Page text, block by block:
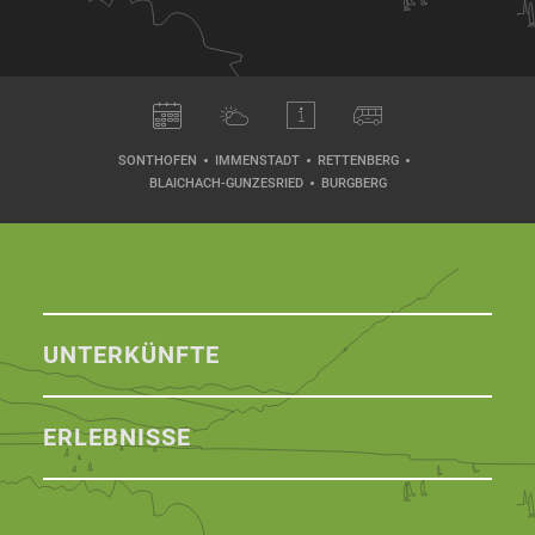
SONTHOFEN IMMENSTADT
RETTENBERG
BLAICHACH-GUNZESRIED
BURGBERG
UNTERKÜNFTE
ERLEBNISSE